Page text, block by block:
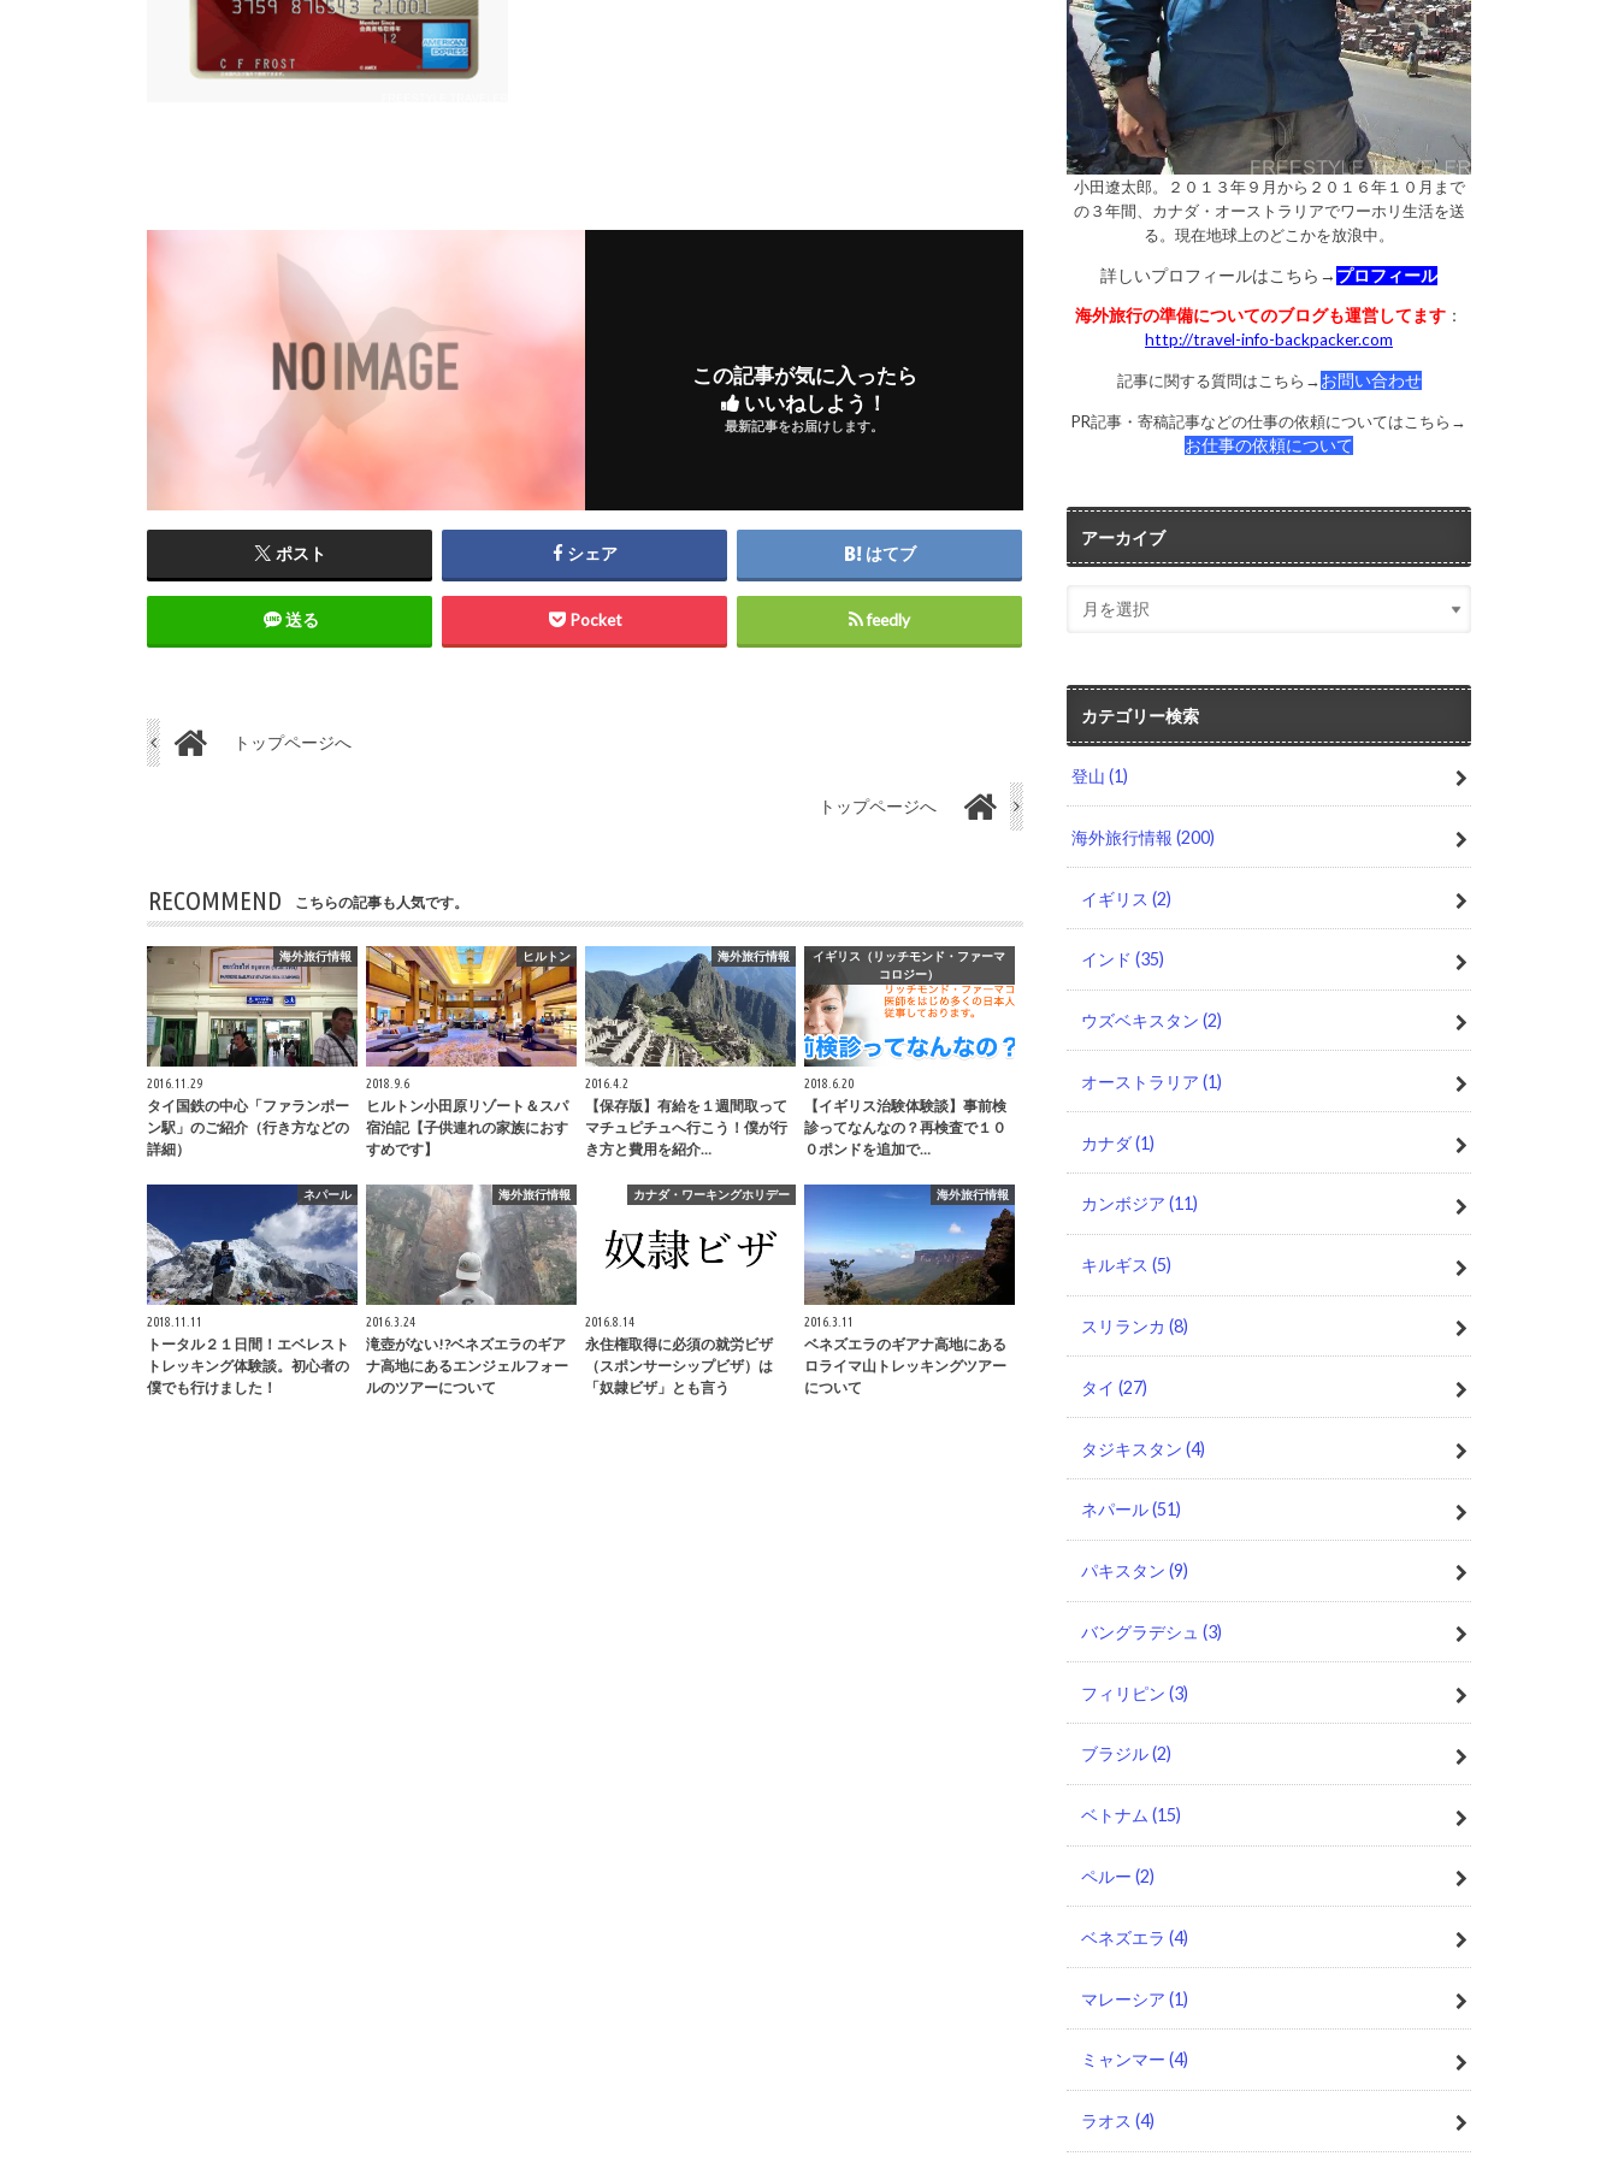
この記事が気に入ったら
いいねしよう！
最新記事をお届けします。
ポスト シェア はてブ
送る Pocket feedly
トップページへ
トップページへ
RECOMMEND こちらの記事も人気です。
海外旅行情報
2016.11.29
タイ国鉄の中心「ファランポー
ン駅」のご紹介（行き方などの
詳細）
ヒルトン
2018.9.6
ヒルトン小田原リゾート＆スパ
宿泊記【子供連れの家族におす
すめです】
海外旅行情報
2016.4.2
【保存版】有給を１週間取って
マチュピチュへ行こう！僕が行
き方と費用を紹介…
イギリス（リッチモンド・ファーマ
コロジー）
2018.6.20
【イギリス治験体験談】事前検
診ってなんなの？再検査で１０
０ポンドを追加で…
ネパール
2018.11.11
トータル２１日間！エベレスト
トレッキング体験談。初心者の
僕でも行けました！
海外旅行情報
2016.3.24
滝壺がない!?ベネズエラのギア
ナ高地にあるエンジェルフォー
ルのツアーについて
カナダ・ワーキングホリデー
2016.8.14
永住権取得に必須の就労ビザ
（スポンサーシップビザ）は
「奴隷ビザ」とも言う
海外旅行情報
2016.3.11
ベネズエラのギアナ高地にある
ロライマ山トレッキングツアー
について
小田遼太郎。２０１３年９月から２０１６年１０月まで
の３年間、カナダ・オーストラリアでワーホリ生活を送
る。現在地球上のどこかを放浪中。
詳しいプロフィールはこちら→ プロフィール
海外旅行の準備についてのブログも運営してます ：
http://travel-info-backpacker.com
記事に関する質問はこちら→お問い合わせ
PR記事・寄稿記事などの仕事の依頼についてはこちら→
お仕事の依頼について
アーカイブ
カテゴリー検索
登山(1)
海外旅行情報(200)
イギリス (2)
インド (35)
ウズベキスタン (2)
オーストラリア (1)
カナダ(1)
カンボジア (11)
キルギス (5)
スリランカ (8)
タイ (27)
タジキスタン (4)
ネパール(51)
パキスタン (9)
バングラデシュ (3)
フィリピン (3)
ブラジル(2)
ベトナム (15)
ペルー (2)
ベネズエラ (4)
マレーシア (1)
ミャンマー (4)
ラオス (4)